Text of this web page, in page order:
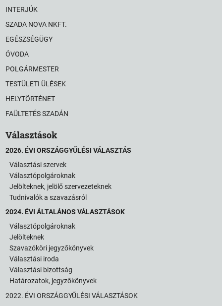
INTERJÚK
SZADA NOVA NKFT.
EGÉSZSÉGÜGY
ÓVODA
POLGÁRMESTER
TESTÜLETI ÜLÉSEK
HELYTÖRTÉNET
FAÜLTETÉS SZADÁN
Választások
2026. ÉVI ORSZÁGGYŰLÉSI VÁLASZTÁS
Választási szervek
Választópolgároknak
Jelölteknek, jelölő szervezeteknek
Tudnivalók a szavazásról
2024. ÉVI ÁLTALÁNOS VÁLASZTÁSOK
Választópolgároknak
Jelölteknek
Szavazóköri jegyzőkönyvek
Választási iroda
Választási bizottság
Határozatok, jegyzőkönyvek
2022. ÉVI ORSZÁGGYŰLÉSI VÁLASZTÁSOK